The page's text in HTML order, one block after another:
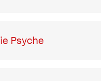
Psyche